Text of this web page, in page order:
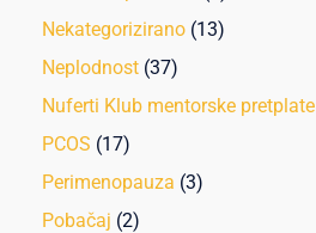
Nekategorizirano (13)
Neplodnost (37)
Nuferti Klub mentorske pretplate
PCOS (17)
Perimenopauza (3)
Pobačaj (2)